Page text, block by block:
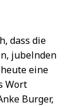
dass die
jubelnden
eine
Wort
Burger,